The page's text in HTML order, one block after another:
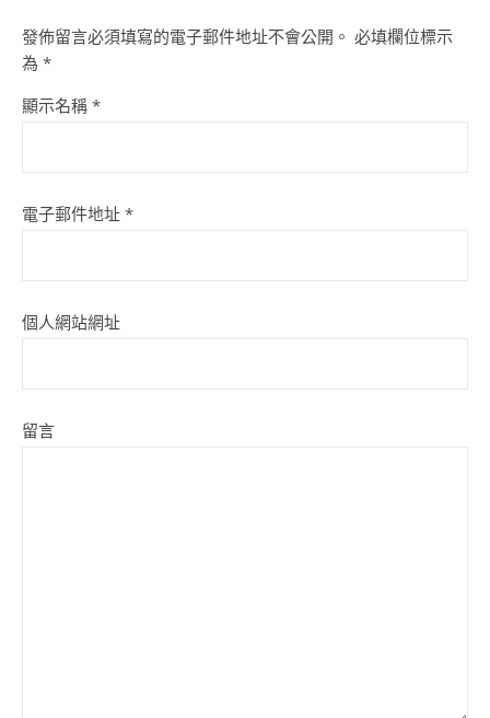
發佈留言必須填寫的電子郵件地址不會公開。 必填欄位標示
為 *
顯示名稱 *
電子郵件地址 *
個人網站網址
留言